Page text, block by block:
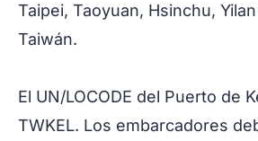
Taipei, Taoyuan, Hsinchu,
Taiwán.
El UN/LOCODE del Puerto de
TWKEL. Los embarcadores